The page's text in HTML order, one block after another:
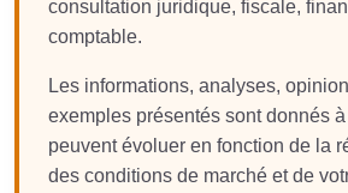
consultation juridique, fiscale,
comptable.
Les informations, analyses,
exemples présentés sont donnés
peuvent évoluer en fonction de la
des conditions de marché et de